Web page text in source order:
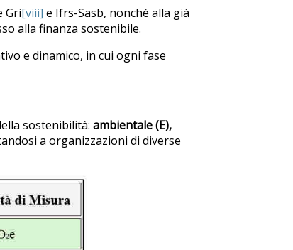
Gri[viii] e Ifrs-Sasb, nonché alla già
alla finanza sostenibile.
e dinamico, in cui ogni fase
sostenibilità: ambientale (E),
a organizzazioni di diverse